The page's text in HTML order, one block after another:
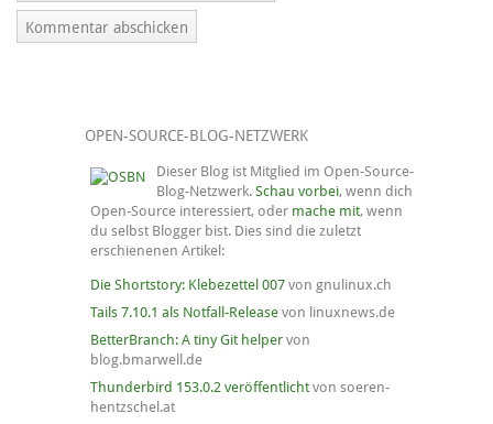
OPEN-SOURCE-BLOG-NETZWERK
Dieser Blog ist Mitglied im Open-Source-
Blog-Netzwerk. Schau vorbei, wenn dich
Open-Source interessiert, oder mache mit, wenn
du selbst Blogger bist. Dies sind die zuletzt
erschienenen Artikel:
Die Shortstory: Klebezettel 007von gnulinux.ch
Tails 7.10.1 als Notfall-Releasevon linuxnews.de
BetterBranch: A tiny Git helpervon
blog.bmarwell.de
Thunderbird 153.0.2 veröffentlichtvon soeren-
hentzschel.at